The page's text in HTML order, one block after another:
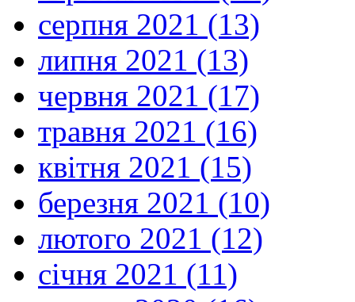
серпня 2021 (13)
липня 2021 (13)
червня 2021 (17)
травня 2021 (16)
квітня 2021 (15)
березня 2021 (10)
лютого 2021 (12)
січня 2021 (11)